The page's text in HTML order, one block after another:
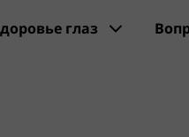
глаз